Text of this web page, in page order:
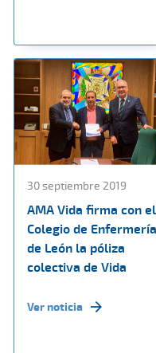
30 septiembre 2019
AMA Vida firma con el
Colegio de Enfermería
de León la póliza
colectiva de Vida
Ver noticia